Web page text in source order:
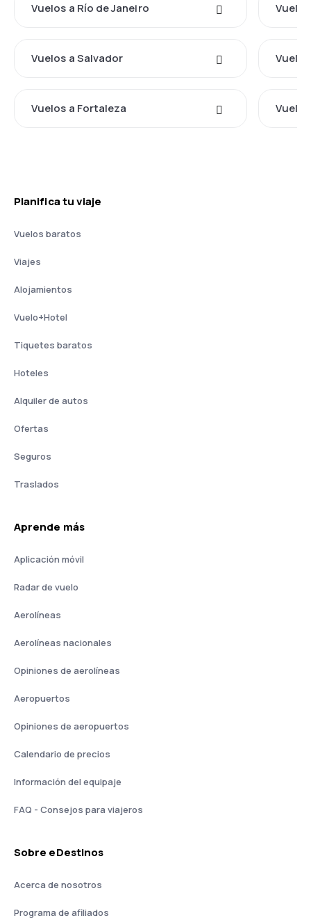
Vuelos a Río de Janeiro
Vuelos a Salvador
Vuelos a Fortaleza
Planifica tu viaje
Vuelos baratos
Viajes
Alojamientos
Vuelo+Hotel
Tiquetes baratos
Hoteles
Alquiler de autos
Ofertas
Seguros
Traslados
Aprende más
Aplicación móvil
Radar de vuelo
Aerolíneas
Aerolíneas nacionales
Opiniones de aerolíneas
Aeropuertos
Opiniones de aeropuertos
Calendario de precios
Información del equipaje
FAQ - Consejos para viajeros
Sobre eDestinos
Acerca de nosotros
Programa de afiliados